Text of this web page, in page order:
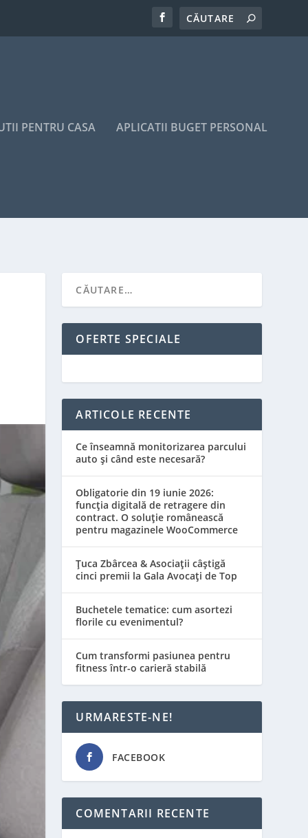
PENTRU CASA APLICATII BUGET PERSONAL
OFERTE SPECIALE
ARTICOLE RECENTE
Ce înseamnă monitorizarea parcului
auto și când este necesară?
Obligatorie din 19 iunie 2026:
funcția digitală de retragere din
contract. O soluție românească
pentru magazinele WooCommerce
Țuca Zbârcea & Asociații câștigă
cinci premii la Gala Avocați de Top
Buchetele tematice: cum asortezi
florile cu evenimentul?
Cum transformi pasiunea pentru
fitness într-o carieră stabilă
URMARESTE-NE!
FACEBOOK
COMENTARII RECENTE